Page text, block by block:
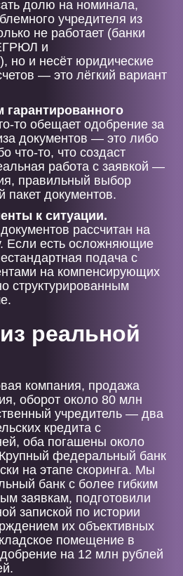
долю на номинала,
учредителя из
не работает (банки
и
но и несёт юридические
— это лёгкий вариант
то обещает одобрение за
документов — это либо
что-то, что создаст
работа с заявкой —
правильный выбор
пакет документов.
к ситуации.
рассчитан на
Если есть осложняющие
подача с
на компенсирующих
структурированным
реальной
компания, продажа
оборот около 80 млн
учредитель — два
кредита с
оба погашены около
федеральный банк
на этапе скоринга. Мы
банк с более гибким
заявкам, подготовили
запиской по истории
их объективных
помещение в
на 12 млн рублей